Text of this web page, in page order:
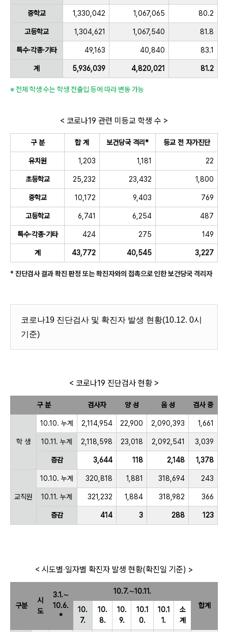
중학교 1,330,042 1,067,065 80.2
고등학교 1,304,621 1,067,540 81.8
특수·각종·기타 49,163 40,840 83.1
계 5,936,039 4,820,021 81.2
※ 전체 학생 수는 학생 전출입 등에 따라 변동 가능
< 코로나19 관련 미등교 학생 수 >
구 분 합 계 보건당국 격리* 등교 전 자가진단
유치원 1,203 1,181 22
초등학교 25,232 23,432 1,800
중학교 10,172 9,403 769
고등학교 6,741 6,254 487
특수·각종·기타 424 275 149
계 43,772 40,545 3,227
* 진단검사 결과 확진 판정 또는 확진자와의 접촉으로 인한 보건당국 격리자
코로나19 진단검사 및 확진자 발생 현황(10.12. 0시
기준)
< 코로나19 진단검사 현황 >
구 분 검사자 양 성 음 성 검사 중
학 생
10.10. 누계 2,114,954 22,900 2,090,393 1,661
10.11. 누계 2,118,598 23,018 2,092,541 3,039
증감 3,644 118 2,148 1,378
교직원
10.10. 누계 320,818 1,881 318,694 243
10.11. 누계 321,232 1,884 318,982 366
증감 414 3 288 123
< 시도별‧일자별 확진자 발생 현황(확진일 기준) >
구분
시
도
3.1.∼
10.6.
*
10.7.∼10.11.
합계
10.
7.
10.
8.
10.
9.
10.1
0.
10.1
1.
소
계